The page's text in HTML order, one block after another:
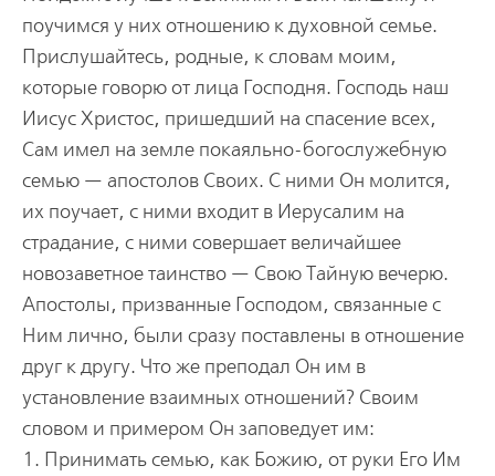
поучимся у них отношению к духовной семье.
Прислушайтесь, родные, к словам моим,
которые говорю от лица Господня. Господь наш
Иисус Христос, пришедший на спасение всех,
Сам имел на земле покаяльно-богослужебную
семью — апостолов Своих. С ними Он молится,
их поучает, с ними входит в Иерусалим на
страдание, с ними совершает величайшее
новозаветное таинство — Свою Тайную вечерю.
Апостолы, призванные Господом, связанные с
Ним лично, были сразу поставлены в отношение
друг к другу. Что же преподал Он им в
установление взаимных отношений? Своим
словом и примером Он заповедует им:
1. Принимать семью, как Божию, от руки Его Им